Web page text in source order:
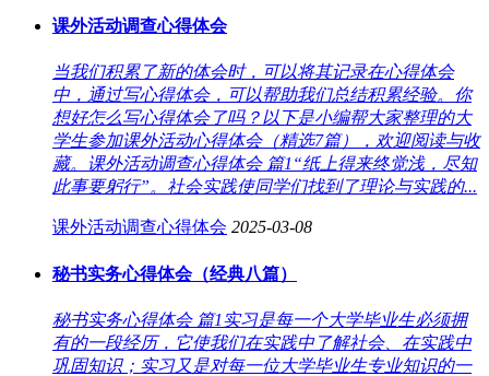
课外活动调查心得体会
当我们积累了新的体会时，可以将其记录在心得体会
中，通过写心得体会，可以帮助我们总结积累经验。你
想好怎么写心得体会了吗？以下是小编帮大家整理的大
学生参加课外活动心得体会（精选7篇），欢迎阅读与收
藏。课外活动调查心得体会 篇1“纸上得来终觉浅，尽知
此事要躬行”。社会实践使同学们找到了理论与实践的...
课外活动调查心得体会 2025-03-08
秘书实务心得体会（经典八篇）
秘书实务心得体会 篇1实习是每一个大学毕业生必须拥
有的一段经历，它使我们在实践中了解社会、在实践中
巩固知识；实习又是对每一位大学毕业生专业知识的一